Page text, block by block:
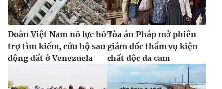
Đoàn Việt Nam nỗ lực hỗ
trợ tìm kiếm, cứu hộ sau
động đất ở Venezuela
Tòa án Pháp mở phiên
giám đốc thẩm vụ kiện
chất độc da cam